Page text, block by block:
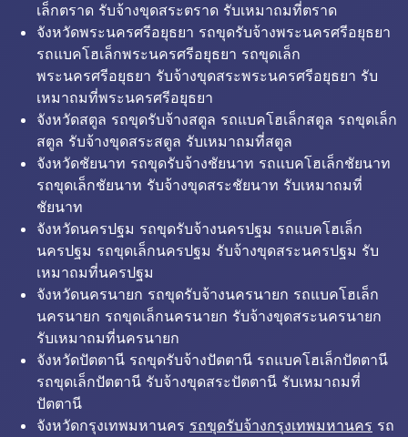
เล็กตราด รับจ้างขุดสระตราด รับเหมาถมที่ตราด
จังหวัดพระนครศรีอยุธยา รถขุดรับจ้างพระนครศรีอยุธยา
รถแบคโฮเล็กพระนครศรีอยุธยา รถขุดเล็ก
พระนครศรีอยุธยา รับจ้างขุดสระพระนครศรีอยุธยา รับ
เหมาถมที่พระนครศรีอยุธยา
จังหวัดสตูล รถขุดรับจ้างสตูล รถแบคโฮเล็กสตูล รถขุดเล็ก
สตูล รับจ้างขุดสระสตูล รับเหมาถมที่สตูล
จังหวัดชัยนาท รถขุดรับจ้างชัยนาท รถแบคโฮเล็กชัยนาท
รถขุดเล็กชัยนาท รับจ้างขุดสระชัยนาท รับเหมาถมที่
ชัยนาท
จังหวัดนครปฐม รถขุดรับจ้างนครปฐม รถแบคโฮเล็ก
นครปฐม รถขุดเล็กนครปฐม รับจ้างขุดสระนครปฐม รับ
เหมาถมที่นครปฐม
จังหวัดนครนายก รถขุดรับจ้างนครนายก รถแบคโฮเล็ก
นครนายก รถขุดเล็กนครนายก รับจ้างขุดสระนครนายก
รับเหมาถมที่นครนายก
จังหวัดปัตตานี รถขุดรับจ้างปัตตานี รถแบคโฮเล็กปัตตานี
รถขุดเล็กปัตตานี รับจ้างขุดสระปัตตานี รับเหมาถมที่
ปัตตานี
จังหวัดกรุงเทพมหานคร รถขุดรับจ้างกรุงเทพมหานคร รถ